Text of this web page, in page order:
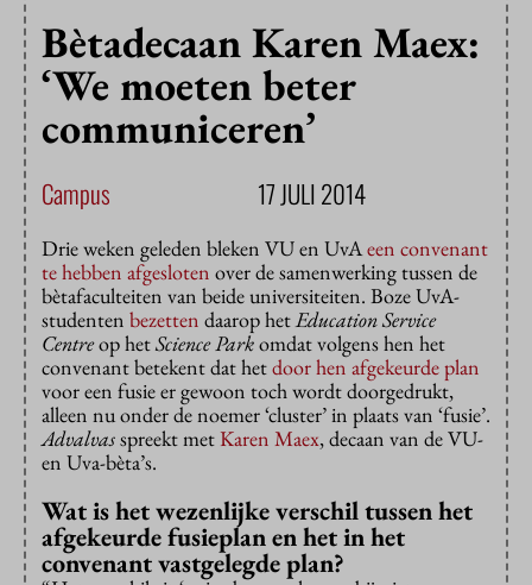
Bètadecaan Karen Maex:
‘We moeten beter
communiceren’
Campus 17 JULI 2014
Drie weken geleden bleken VU en UvAeen convenant
te hebben afgesloten over de samenwerking tussen de
bètafaculteiten van beide universiteiten. Boze UvA-
studenten bezetten daarop hetEducation Service
Centreop hetScience Parkomdat volgens hen het
convenant betekent dat hetdoor hen afgekeurde plan
voor een fusie er gewoon toch wordt doorgedrukt,
alleen nu onder de noemer ‘cluster’ in plaats van ‘fusie’.
Advalvasspreekt metKaren Maex, decaan van de VU-
en Uva-bèta’s.
Wat is het wezenlijke verschil tussen het
afgekeurde fusieplan en het in het
convenant vastgelegde plan?